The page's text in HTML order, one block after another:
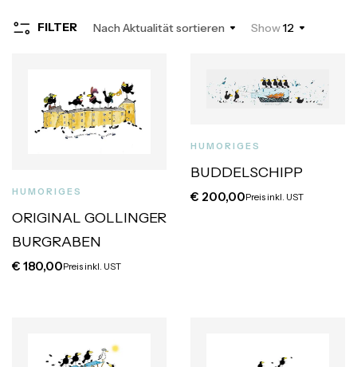
FILTER Nach Aktualität sortieren Show12
HUMORIGES
ORIGINAL GOLLINGER
BURGRABEN
€ 180,00Preis inkl. UST
HUMORIGES
BUDDELSCHIPP
€ 200,00Preis inkl. UST